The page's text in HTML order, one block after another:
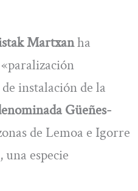
Martxanha
instalación de la
Güeñes-
de Lemoa e Igorre
una especie